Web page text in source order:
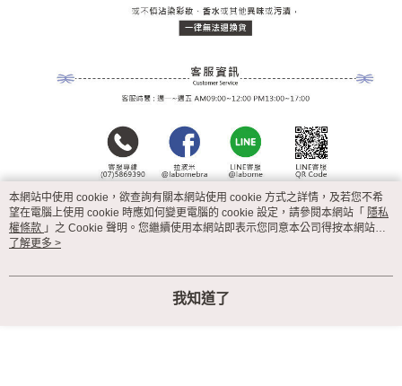
本網站中使用 cookie，欲查詢有關本網站使用 cookie 方式之詳情，及若您不希
望在電腦上使用 cookie 時應如何變更電腦的 cookie 設定，請參閱本網站「 隱私
權條款 」之 Cookie 聲明。您繼續使用本網站即表示您同意本公司得按本網站使
用條款之 Cookie 聲明使用 cookie。
了解更多 >
我知道了